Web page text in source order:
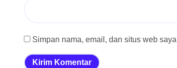
Simpan nama, email, dan situs web